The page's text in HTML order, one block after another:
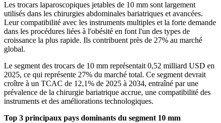
Les trocars laparoscopiques jetables de 10 mm sont largement
utilisés dans les chirurgies abdominales bariatriques et avancées.
Leur compatibilité avec les instruments multiples et la forte demande
dans les procédures liées à l'obésité en font l'un des types de
croissance la plus rapide. Ils contribuent près de 27% au marché
global.
Le segment des trocars de 10 mm représentait 0,52 milliard USD en
2025, ce qui représente 27% du marché total. Ce segment devrait
croître à un TCAC de 12,1% de 2025 à 2034, entraîné par une
prévalence de la chirurgie bariatrique accrue, une compatibilité des
instruments et des améliorations technologiques.
Top 3 principaux pays dominants du segment 10 mm